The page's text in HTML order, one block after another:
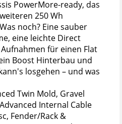
PowerMore-ready, das
250 Wh
noch? Eine sauber
eine leichte Direct
für einen Flat
Boost Hinterbau und
losgehen – und was
Twin Mold, Gravel
Internal Cable
Fender/Rack &